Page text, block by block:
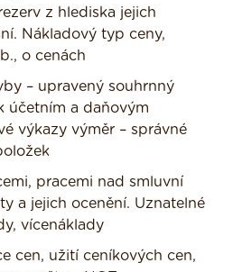
z hlediska jejich
Nákladový typ ceny,
o cenách
– upravený souhrnný
účetním a daňovým
výkazy výměr – správné
pracemi nad smluvní
a jejich ocenění. Uznatelné
vícenáklady
cen, užití ceníkových cen,